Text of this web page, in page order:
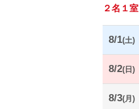
２名１室
8/1(土)
8/2(日)
8/3(月)